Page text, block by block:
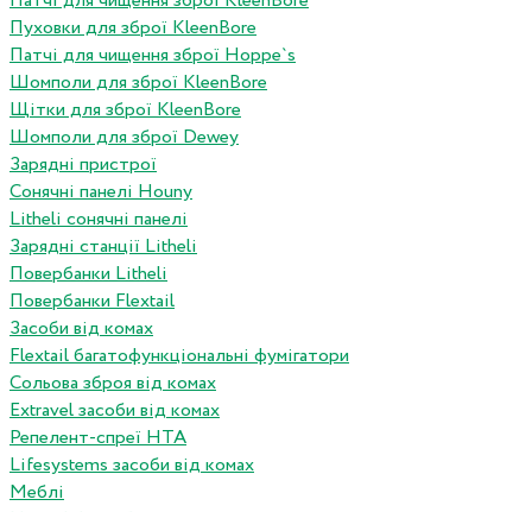
Пуховки для зброї KleenBore
Патчі для чищення зброї Hoppe`s
Шомполи для зброї KleenBore
Щітки для зброї KleenBore
Шомполи для зброї Dewey
Зарядні пристрої
Сонячні панелі Houny
Litheli сонячні панелі
Зарядні станції Litheli
Повербанки Litheli
Повербанки Flextail
Засоби від комах
Flextail багатофункціональні фумігатори
Сольова зброя від комах
Extravel засоби від комах
Репелент-спреї HTA
Lifesystems засоби від комах
Меблі